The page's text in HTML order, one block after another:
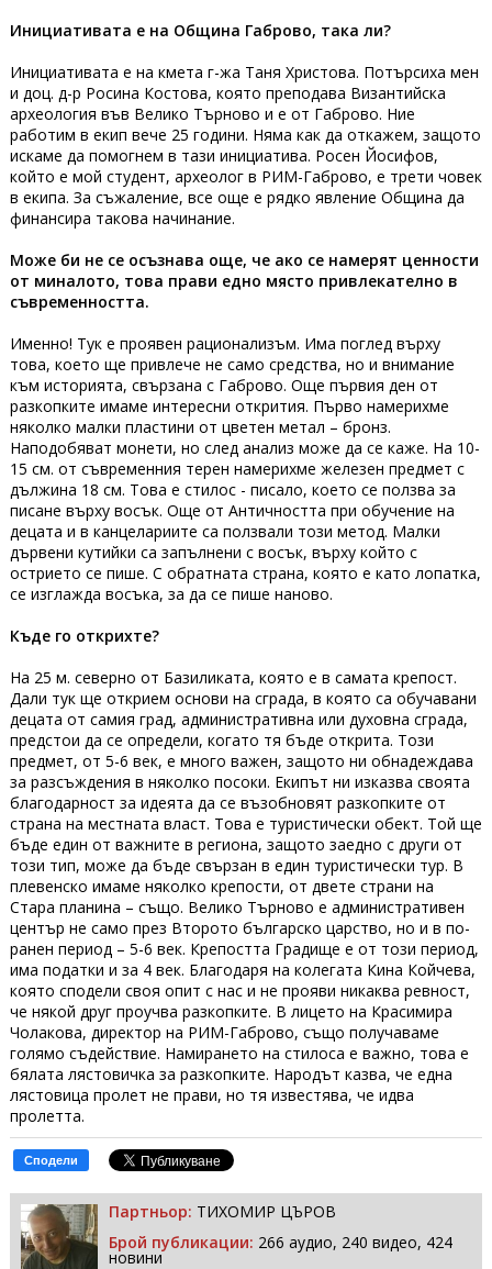
Инициативата е на Община Габрово, така ли?
Инициативата е на кмета г-жа Таня Христова. Потърсиха мен
и доц. д-р Росина Костова, която преподава Византийска
археология във Велико Търново и е от Габрово. Ние
работим в екип вече 25 години. Няма как да откажем, защото
искаме да помогнем в тази инициатива. Росен Йосифов,
който е мой студент, археолог в РИМ-Габрово, е трети човек
в екипа. За съжаление, все още е рядко явление Община да
финансира такова начинание.
Може би не се осъзнава още, че ако се намерят ценности
от миналото, това прави едно място привлекателно в
съвременността.
Именно! Тук е проявен рационализъм. Има поглед върху
това, което ще привлече не само средства, но и внимание
към историята, свързана с Габрово. Още първия ден от
разкопките имаме интересни открития. Първо намерихме
няколко малки пластини от цветен метал – бронз.
Наподобяват монети, но след анализ може да се каже. На 10-
15 см. от съвременния терен намерихме железен предмет с
дължина 18 см. Това е стилос - писало, което се ползва за
писане върху восък. Още от Античността при обучение на
децата и в канцелариите са ползвали този метод. Малки
дървени кутийки са запълнени с восък, върху който с
острието се пише. С обратната страна, която е като лопатка,
се изглажда восъка, за да се пише наново.
Къде го открихте?
На 25 м. северно от Базиликата, която е в самата крепост.
Дали тук ще открием основи на сграда, в която са обучавани
децата от самия град, административна или духовна сграда,
предстои да се определи, когато тя бъде открита. Този
предмет, от 5-6 век, е много важен, защото ни обнадеждава
за разсъждения в няколко посоки. Екипът ни изказва своята
благодарност за идеята да се възобновят разкопките от
страна на местната власт. Това е туристически обект. Той ще
бъде един от важните в региона, защото заедно с други от
този тип, може да бъде свързан в един туристически тур. В
плевенско имаме няколко крепости, от двете страни на
Стара планина – също. Велико Търново е административен
център не само през Второто българско царство, но и в по-
ранен период – 5-6 век. Крепостта Градище е от този период,
има податки и за 4 век. Благодаря на колегата Кина Койчева,
която сподели своя опит с нас и не прояви никаква ревност,
че някой друг проучва разкопките. В лицето на Красимира
Чолакова, директор на РИМ-Габрово, също получаваме
голямо съдействие. Намирането на стилоса е важно, това е
бялата лястовичка за разкопките. Народът казва, че една
лястовица пролет не прави, но тя известява, че идва
пролетта.
Сподели
Партньор: ТИХОМИР ЦЪРОВ
Брой публикации: 266 аудио, 240 видео, 424
новини